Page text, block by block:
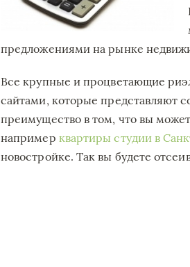
предложениями на рынке
Все крупные и процветающие
сайтами, которые представляют
преимущество в том, что вы
например квартиры студии в
новостройке. Так вы будете